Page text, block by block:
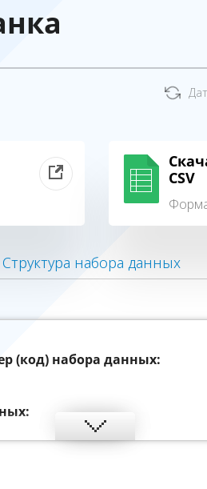
CSV
Структура набора данных
(код) набора данных: